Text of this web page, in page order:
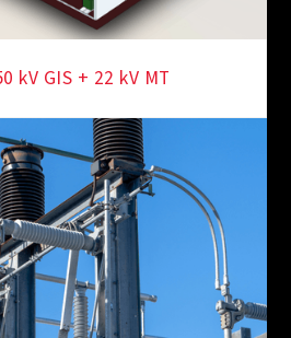
kV GIS + 22 kV MT